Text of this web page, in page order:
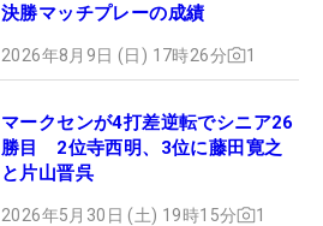
決勝マッチプレーの成績
2026年8月9日 (日) 17時26分 1
マークセンが4打差逆転でシニア26
勝目 2位寺西明、3位に藤田寛之
と片山晋呉
2026年5月30日 (土) 19時15分 1